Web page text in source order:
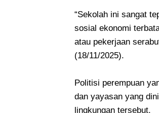
“Sekolah ini sangat
sosial ekonomi
atau pekerjaan
(18/11/2025).
Politisi perempuan
dan yayasan yang
lingkungan tersebut.